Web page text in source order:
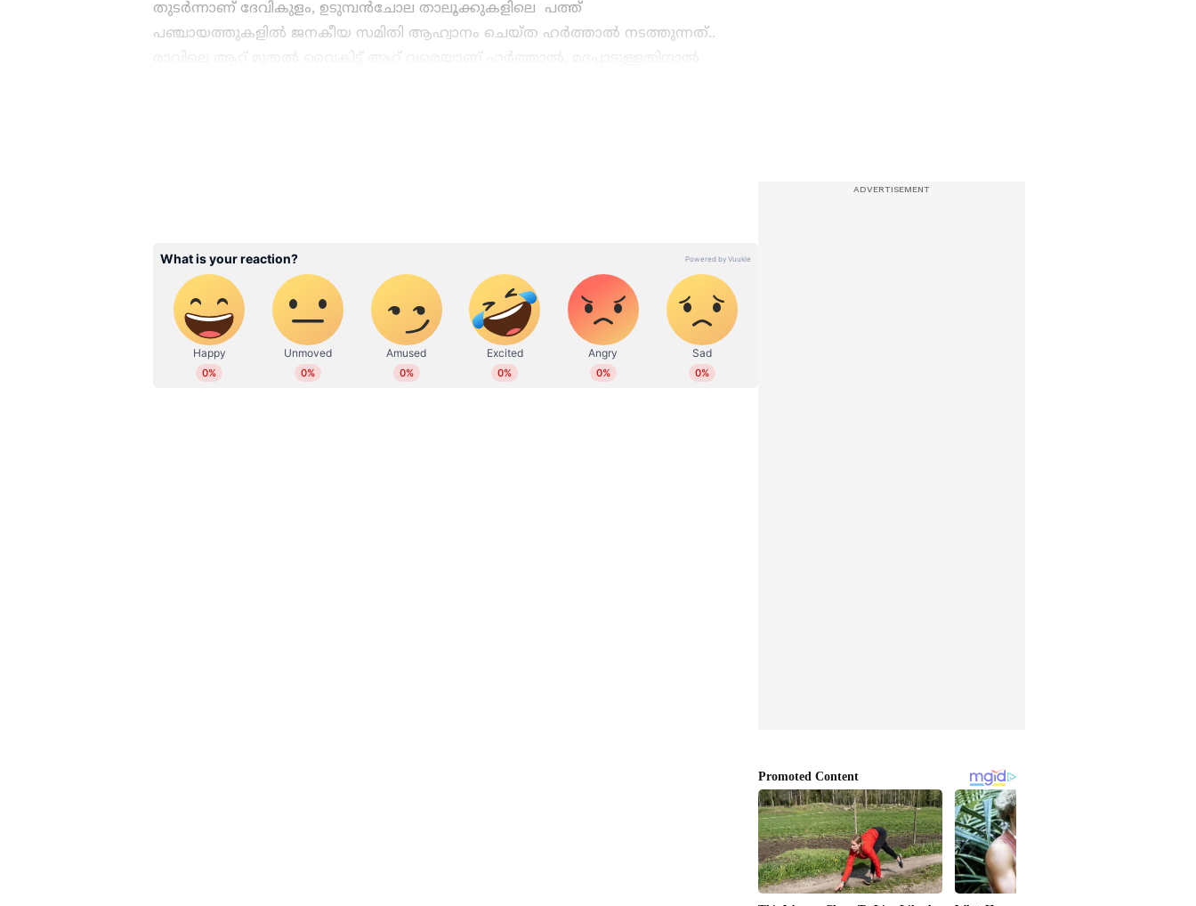
തുടർന്നാണ് ദേവികുളം, ഉടുമ്പൻചോല താലൂക്കുകളിലെ പത്ത്
പഞ്ചായത്തുകളിൽ ജനകീയ സമിതി ആഹ്വാനം ചെയ്ത ഹർത്താൽ നടത്തുന്നത്..
രാവിലെ ആറ് മുതൽ വൈകിട്ട് ആറ് വരെയാണ് ഹർത്താൽ. മദപ്പാടുള്ളതിനാൽ
വിദ്യാർത്ഥികളുടെ പരീക്ഷ പരി​ഗണിച്ച്
ABOUT THE AUTHOR
WD Web Desk